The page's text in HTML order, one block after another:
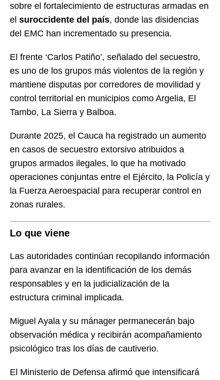
sobre el fortalecimiento de estructuras armadas en
el suroccidente del país, donde las disidencias
del EMC han incrementado su presencia.
El frente ‘Carlos Patiño’, señalado del secuestro,
es uno de los grupos más violentos de la región y
mantiene disputas por corredores de movilidad y
control territorial en municipios como Argelia, El
Tambo, La Sierra y Balboa.
Durante 2025, el Cauca ha registrado un aumento
en casos de secuestro extorsivo atribuidos a
grupos armados ilegales, lo que ha motivado
operaciones conjuntas entre el Ejército, la Policía y
la Fuerza Aeroespacial para recuperar control en
zonas rurales.
Lo que viene
Las autoridades continúan recopilando información
para avanzar en la identificación de los demás
responsables y en la judicialización de la
estructura criminal implicada.
Miguel Ayala y su mánager permanecerán bajo
observación médica y recibirán acompañamiento
psicológico tras los días de cautiverio.
El Ministerio de Defensa afirmó que intensificará